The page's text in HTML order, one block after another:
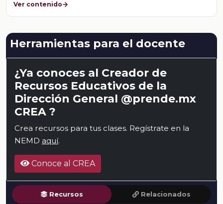
Ver contenido
Herramientas para el docente
¿Ya conoces al Creador de
Recursos Educativos de la
Dirección General @prende.mx
CREA ?
Crea recursos para tus clases. Regístrate en la
NEMD aquí.
Conoce al CREA
Recursos Relacionados